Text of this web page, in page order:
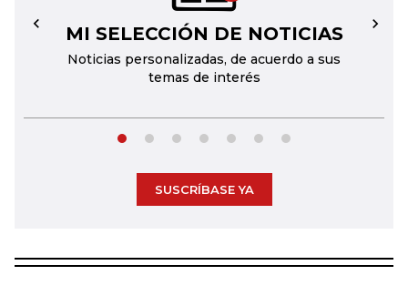
MI SELECCIÓN DE NOTICIAS
Noticias personalizadas, de acuerdo a sus
temas de interés
← →
SUSCRÍBASE YA